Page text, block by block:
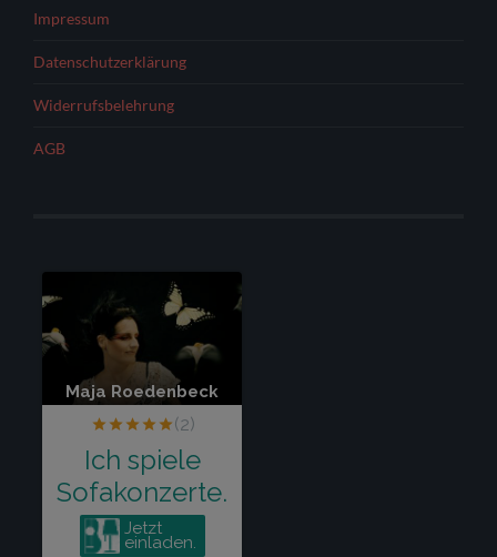
Impressum
Datenschutzerklärung
Widerrufsbelehrung
AGB